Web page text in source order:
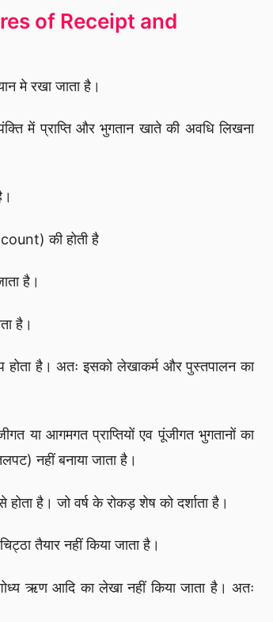
of Receipt and
मे रखा जाता है।
में प्राप्ति और भुगतान खाते की अवधि लिखना
की होती है
है।
है।
होता है। अतः इसको लेखाकर्म और पुस्तपालन का
या आगमगत प्राप्तियों एव पूंजीगत भुगतानों का
नहीं बनाया जाता है।
है। जो वर्ष के रोकड़ शेष को दर्शाता है।
तैयार नहीं किया जाता है।
ऋण आदि का लेखा नहीं किया जाता है। अतः